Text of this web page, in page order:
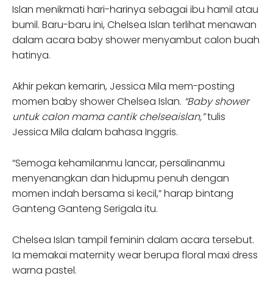
Islan menikmati hari-harinya sebagai ibu hamil atau
bumil. Baru-baru ini, Chelsea Islan terlihat menawan
dalam acara baby shower menyambut calon buah
hatinya.
Akhir pekan kemarin, Jessica Mila mem-posting
momen baby shower Chelsea Islan. “Baby shower
untuk calon mama cantik chelseaislan,”tulis
Jessica Mila dalam bahasa Inggris.
“Semoga kehamilanmu lancar, persalinanmu
menyenangkan dan hidupmu penuh dengan
momen indah bersama si kecil,” harap bintang
Ganteng Ganteng Serigala itu.
Chelsea Islan tampil feminin dalam acara tersebut.
Ia memakai maternity wear berupa floral maxi dress
warna pastel.